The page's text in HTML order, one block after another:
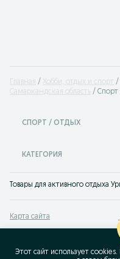
Главная Хобби, отдых и спорт
Самаркандская область
Спорт
СПОРТ / ОТДЫХ
КАТЕГОРИЯ
Товары для активного отдыха
Карта сайта
Карта бизнес-страницы
Этот сайт использует